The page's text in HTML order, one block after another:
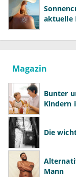
aktuelle
Magazin
Bunter
Kindern
Die
Mann